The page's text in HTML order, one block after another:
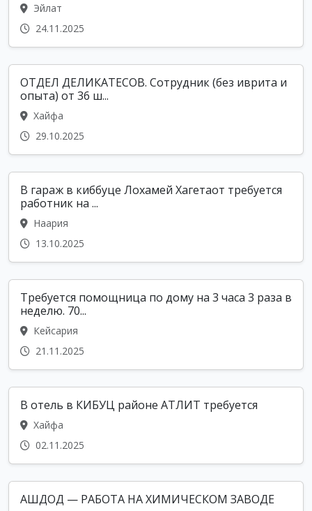
Эйлат
24.11.2025
ОТДЕЛ ДЕЛИКАТЕСОВ. Сотрудник (без иврита и
опыта) от 36 ш...
Хайфа
29.10.2025
В гараж в киббуце Лохамей Хагетаот требуется
работник на ...
Наария
13.10.2025
Требуется помощница по дому на 3 часа 3 раза в
неделю. 70...
Кейсария
21.11.2025
В отель в КИБУЦ районе АТЛИТ требуется
Хайфа
02.11.2025
АШДОД — РАБОТА НА ХИМИЧЕСКОМ ЗАВОДЕ